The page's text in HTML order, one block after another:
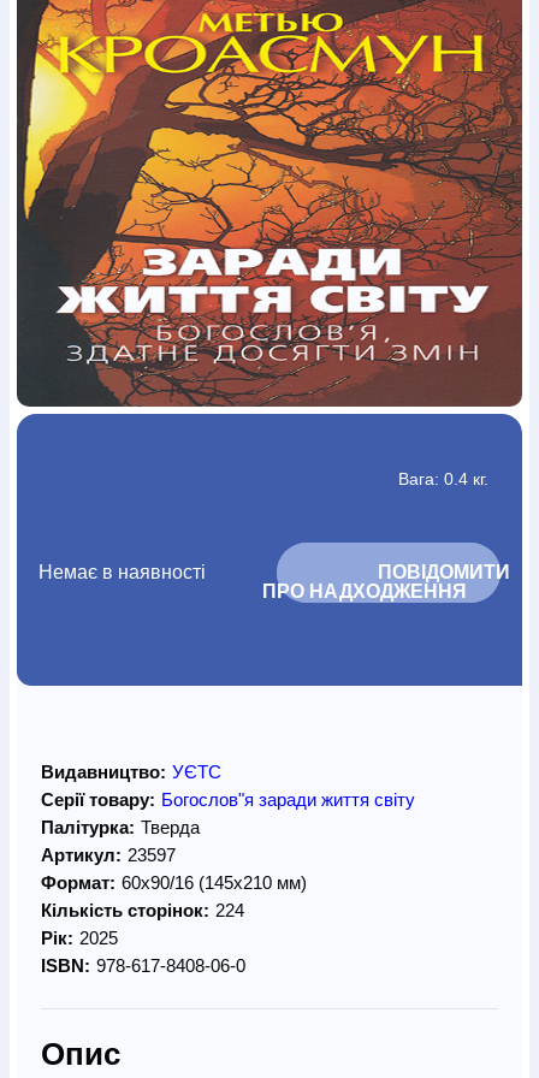
Богослов`яШлюб і сім`яЮдаїзм
Супутні товари
Періодика АудіоРучки кульковіВідеоГалантерея
Закладки для книгФутболкиБрелокиСумкиБіжутерія
БлокнотиЩоденники / щотижневикиВироби з дерева
Вироби з кераміки і глиниВироби з сріблаКартини
Навчальні мапи Шкіряні виробиМагнітиМеталеві
вироби Міні-лампиНаклейки Настільні ігриПакети
подарунковіПлакатиПластмасові виробиХустки
Подарункові карткиРозвиваючі ігриРепринтиСвічки
ФотокартиниЧохли на БибліїГоловні убори
КалендаріКанцелярскі товари Комп`ютерні ігри
ЛистівкиСувенирна продукціяГодинники
Книга в комплекті
За додатковою інформацією дзвоніть за номером:+38
Вага: 0.4 кг.
Немає в наявності
			ПОВІДОМИТИ
ПРО НАДХОДЖЕННЯ
Видавництво: УЄТС
Серії товару: Богослов"я заради життя світу
Палітурка: Тверда
Артикул: 23597
Формат: 60х90/16 (145х210 мм)
Кількість сторінок: 224
Рік: 2025
ISBN: 978-617-8408-06-0
Опис